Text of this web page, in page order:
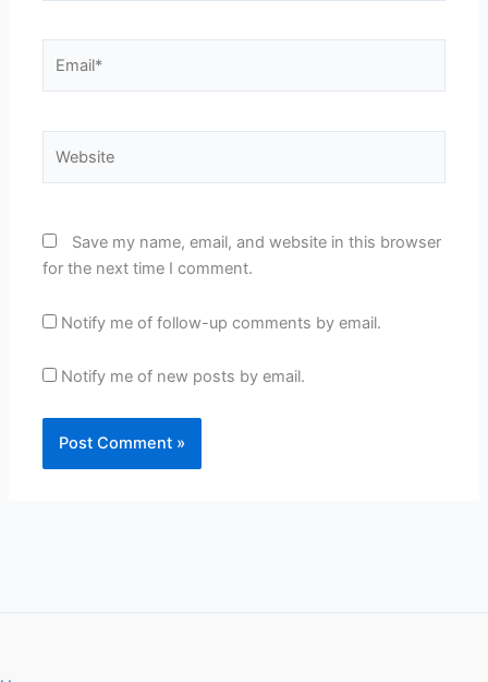
Save my name, email, and website in this browser
for the next time I comment.
Notify me of follow-up comments by email.
Notify me of new posts by email.